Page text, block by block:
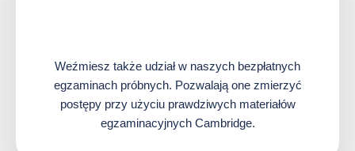
Weźmiesz także udział w naszych bezpłatnych
egzaminach próbnych. Pozwalają one zmierzyć
postępy przy użyciu prawdziwych materiałów
egzaminacyjnych Cambridge.